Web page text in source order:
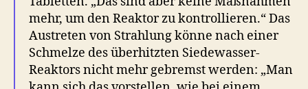
mehr, um den Reaktor zu kontrollieren.“ Das
Austreten von Strahlung könne nach einer
Schmelze des überhitzten Siedewasser-
Reaktors nicht mehr gebremst werden: „Man